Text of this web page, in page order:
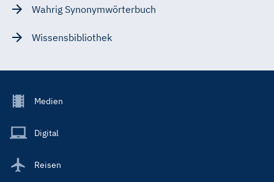
Wahrig Synonymwörterbuch
Wissensbibliothek
Footer
Main
Medien
Digital
Reisen